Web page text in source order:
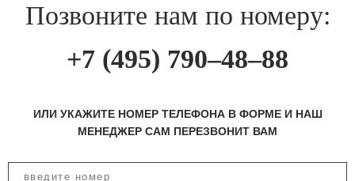
Позвоните нам по номеру:
+7 (495) 790–48–88
ИЛИ УКАЖИТЕ НОМЕР ТЕЛЕФОНА В ФОРМЕ И НАШ
МЕНЕДЖЕР САМ ПЕРЕЗВОНИТ ВАМ